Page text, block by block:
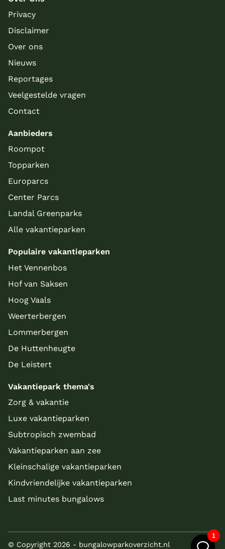
Privacy
Disclaimer
Over ons
Nieuws
Reportages
Veelgestelde vragen
Contact
Aanbieders
Roompot
Topparken
Europarcs
Center Parcs
Landal Greenparks
Alle vakantieparken
Populaire vakantieparken
Het Vennenbos
Hof van Saksen
Hoog Vaals
Weerterbergen
Lommerbergen
De Huttenheugte
De Leistert
Vakantiepark thema's
Zorg & vakantie
Luxe vakantieparken
Subtropisch zwembad
Vakantieparken aan zee
Kleinschalige vakantieparken
Kindvriendelijke vakantieparken
Last minutes bungalows
© Copyright 2026 - bungalowparkoverzicht.nl